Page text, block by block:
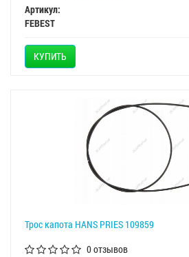
Артикул:
FEBEST
КУПИТЬ
Трос капота HANS PRIES 109859
0 отзывов